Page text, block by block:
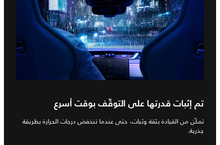
تم إثبات قدرتها على التوقّف بوقت أسرع
تمكّن من القيادة بثقة وثبات، حتى عندما تنخفض درجات الحرارة بطريقة
جذرية.